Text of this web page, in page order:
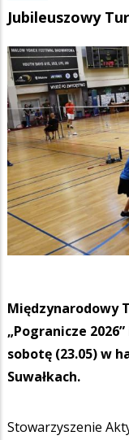
Jubileuszowy
Międzynarodowy
„Pogranicze
sobotę (23.05) w
Suwałkach.
Stowarzyszenie